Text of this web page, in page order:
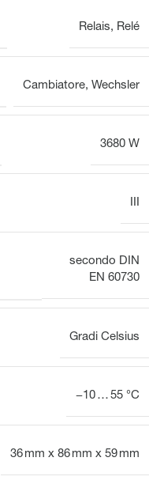
Relais, Relé
Cambiatore, Wechsler
3680 W
secondo DIN
EN 60730
Gradi Celsius
−10 … 55 °C
36 mm x 86 mm x 59 mm